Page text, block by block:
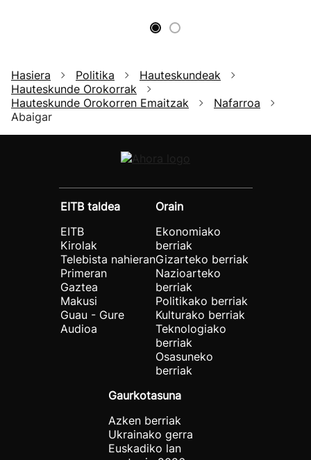
Hasiera Politika
Hauteskundeak
Hauteskunde Orokorrak
Hauteskunde Orokorren Emaitzak
Nafarroa
Abaigar
EITB taldea
EITB
Kirolak
Telebista nahieran
Primeran
Gaztea
Makusi
Guau - Gure
Audioa
Orain
Ekonomiako
berriak
Gizarteko berriak
Nazioarteko
berriak
Politikako berriak
Kulturako berriak
Teknologiako
berriak
Osasuneko
berriak
Gaurkotasuna
Azken berriak
Ukrainako gerra
Euskadiko lan